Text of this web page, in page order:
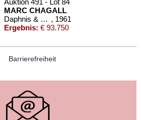
Auktion 491 - Lot 84
MARC CHAGALL
Daphnis & Chloé , 1961
Ergebnis: € 93.750
Barrierefreiheit